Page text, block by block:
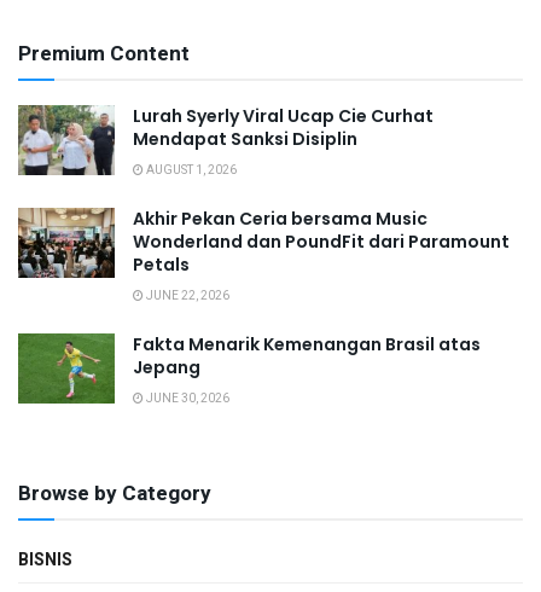
Premium Content
Lurah Syerly Viral Ucap Cie Curhat
Mendapat Sanksi Disiplin
AUGUST 1, 2026
Akhir Pekan Ceria bersama Music
Wonderland dan PoundFit dari Paramount
Petals
JUNE 22, 2026
Fakta Menarik Kemenangan Brasil atas
Jepang
JUNE 30, 2026
Browse by Category
BISNIS